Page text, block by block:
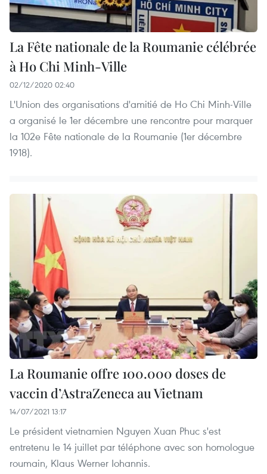
La Fête nationale de la Roumanie célébrée
à Ho Chi Minh-Ville
02/12/2020 02:40
L'Union des organisations d'amitié de Ho Chi Minh-Ville
a organisé le 1er décembre une rencontre pour marquer
la 102e Fête nationale de la Roumanie (1er décembre
1918).
La Roumanie offre 100.000 doses de
vaccin d’AstraZeneca au Vietnam
14/07/2021 13:17
Le président vietnamien Nguyen Xuan Phuc s'est
entretenu le 14 juillet par téléphone avec son homologue
roumain, Klaus Werner Iohannis.